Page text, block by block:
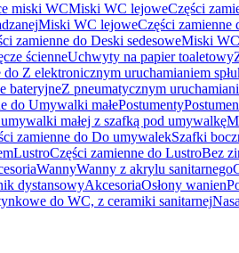
miski WCMiski WC lejoweCzęści
Miski WC lejoweCzęści
zamienne do Deski sedesoweMiski
ścienneUchwyty na papier toaletowy
do Z elektronicznym uruchamianiem
bateryjneZ pneumatycznym
do Umywalki małePostumenty
małej z szafką pod umywalkę
zamienne do Do umywalekSzafki
LustroCzęści zamienne do LustroBez
WannyWanny z akrylu sanitarnego
dystansowyAkcesoriaOsłony wanien
do WC, z ceramiki sanitarnej